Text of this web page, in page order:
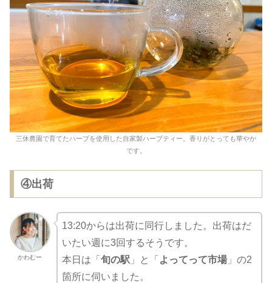
三休農園で育てたハーブを使用した自家製ハーブティー。香りがとっても華やか
です。
④出荷
かわむー
13:20からは出荷に同行しました。出荷はだ
いたい週に3回するそうです。
本日は「 旬の駅 」と「 よってって市場」の2
箇所に伺いました。